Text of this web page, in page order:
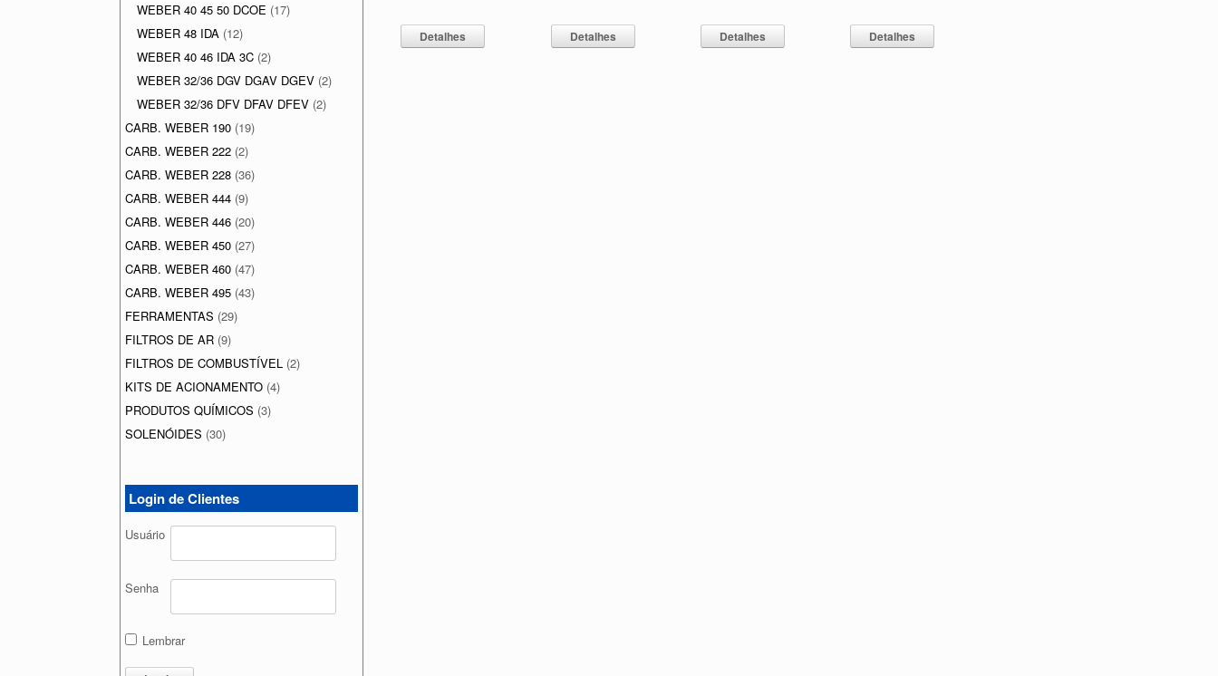
Detalhes Detalhes Detalhes Detalhes
WEBER 40 45 50 DCOE (17)
WEBER 48 IDA (12)
WEBER 40 46 IDA 3C (2)
WEBER 32/36 DGV DGAV DGEV (2)
WEBER 32/36 DFV DFAV DFEV (2)
CARB. WEBER 190 (19)
CARB. WEBER 222 (2)
CARB. WEBER 228 (36)
CARB. WEBER 444 (9)
CARB. WEBER 446 (20)
CARB. WEBER 450 (27)
CARB. WEBER 460 (47)
CARB. WEBER 495 (43)
FERRAMENTAS (29)
FILTROS DE AR (9)
FILTROS DE COMBUSTÍVEL (2)
KITS DE ACIONAMENTO (4)
PRODUTOS QUÍMICOS (3)
SOLENÓIDES (30)
Login de Clientes
Usuário
Senha
Lembrar